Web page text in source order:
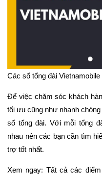
Các số tổng đài Vietnamobile
Để việc chăm sóc khách
tối ưu cũng như nhanh
số tổng đài. Với mỗi tổng
nhau nên các bạn cần tìm
trợ tốt nhất.
Xem ngay: Tất cả các